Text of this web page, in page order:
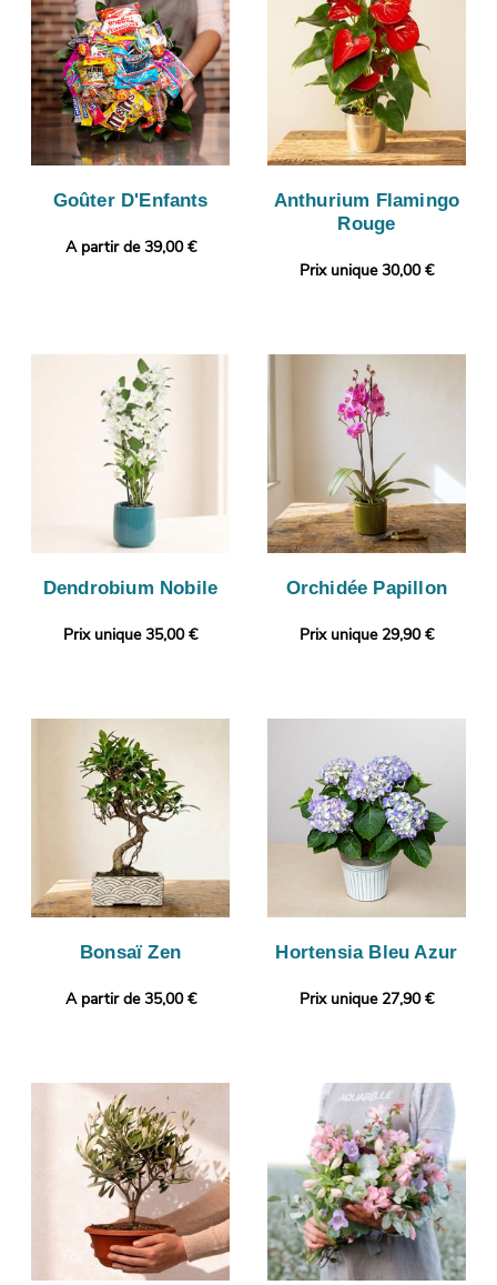
Goûter D'Enfants
A partir de 39,00 €
Anthurium Flamingo
Rouge
Prix unique 30,00 €
Dendrobium Nobile
Prix unique 35,00 €
Orchidée Papillon
Prix unique 29,90 €
Bonsaï Zen
A partir de 35,00 €
Hortensia Bleu Azur
Prix unique 27,90 €